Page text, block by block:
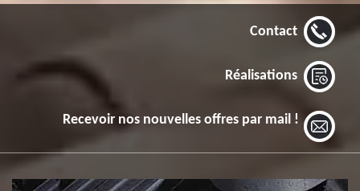
Contact
Réalisations
Recevoir nos nouvelles offres par mail !